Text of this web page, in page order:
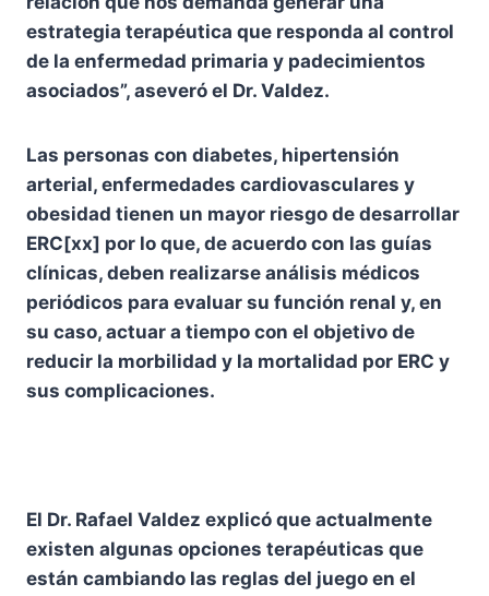
estrategia terapéutica que responda al control
de la enfermedad primaria y padecimientos
asociados”, aseveró el Dr. Valdez.
Las personas con diabetes, hipertensión
arterial, enfermedades cardiovasculares y
obesidad tienen un mayor riesgo de desarrollar
ERC[xx] por lo que, de acuerdo con las guías
clínicas, deben realizarse análisis médicos
periódicos para evaluar su función renal y, en
su caso, actuar a tiempo con el objetivo de
reducir la morbilidad y la mortalidad por ERC y
sus complicaciones.
El Dr. Rafael Valdez explicó que actualmente
existen algunas opciones terapéuticas que
están cambiando las reglas del juego en el